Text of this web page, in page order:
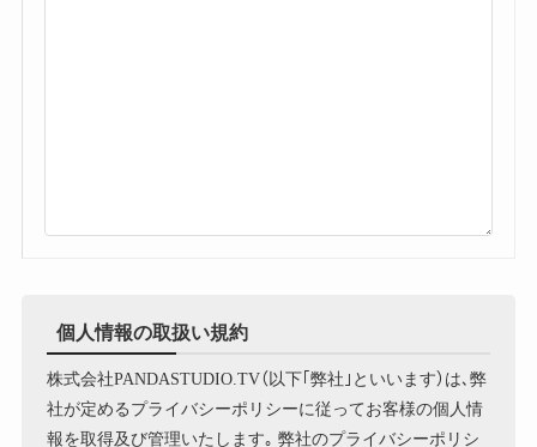
個人情報の取扱い規約
株式会社PANDASTUDIO.TV（以下｢弊社｣といいます）は､弊
社が定めるプライバシーポリシーに従ってお客様の個人情
報を取得及び管理いたします｡ 弊社のプライバシーポリシ